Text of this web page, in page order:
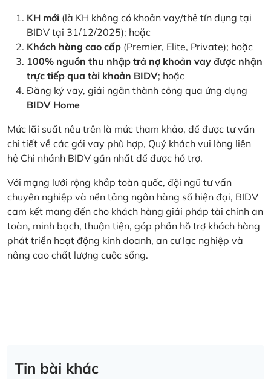
KH mới (là KH không có khoản vay/thẻ tín dụng tại
BIDV tại 31/12/2025); hoặc
Khách hàng cao cấp (Premier, Elite, Private); hoặc
100% nguồn thu nhập trả nợ khoản vay được nhận
trực tiếp qua tài khoản BIDV; hoặc
Đăng ký vay, giải ngân thành công qua ứng dụng
BIDV Home
Mức lãi suất nêu trên là mức tham khảo, để được tư vấn
chi tiết về các gói vay phù hợp, Quý khách vui lòng liên
hệ Chi nhánh BIDV gần nhất để được hỗ trợ.
Với mạng lưới rộng khắp toàn quốc, đội ngũ tư vấn
chuyên nghiệp và nền tảng ngân hàng số hiện đại, BIDV
cam kết mang đến cho khách hàng giải pháp tài chính an
toàn, minh bạch, thuận tiện, góp phần hỗ trợ khách hàng
phát triển hoạt động kinh doanh, an cư lạc nghiệp và
nâng cao chất lượng cuộc sống.
Tin bài khác